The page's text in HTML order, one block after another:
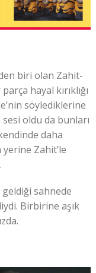
biri olan Zahit-
hayal kırıklığı
söylediklerine
oldu da bunları
daha
Zahit’le
geldiği sahnede
Birbirine aşık